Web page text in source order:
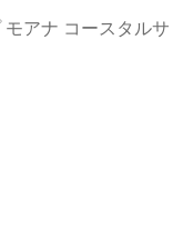
アナ コースタルサ